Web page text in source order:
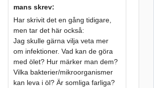
mans skrev:
Har skrivit det en gång tidigare,
men tar det här också:
Jag skulle gärna vilja veta mer
om infektioner. Vad kan de göra
med ölet? Hur märker man dem?
Vilka bakterier/mikroorganismer
kan leva i öl? Är somliga farliga?